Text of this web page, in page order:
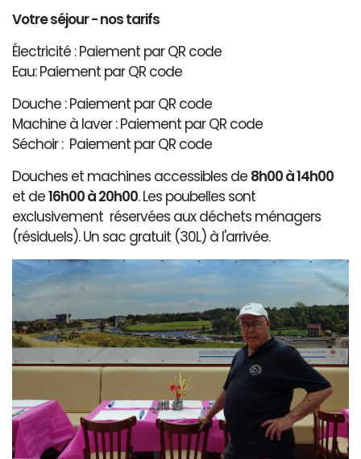
Votre séjour - nos tarifs
Électricité : Paiement par QR code
Eau: Paiement par QR code
Douche : Paiement par QR code
Machine à laver : Paiement par QR code
Séchoir : Paiement par QR code
Douches et machines accessibles de 8h00 à 14h00
et de16h00 à 20h00. Les poubelles sont
exclusivement réservées aux déchets ménagers
(résiduels). Un sac gratuit (30L) à l'arrivée.